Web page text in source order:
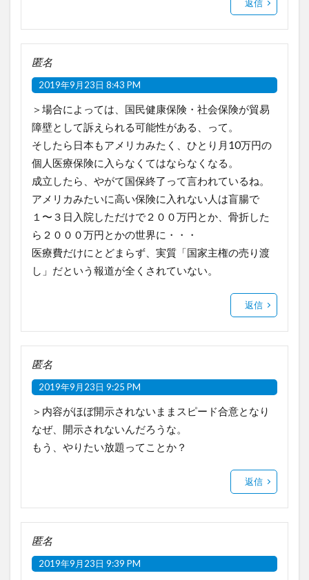
返信
匿名
2019年9月23日 8:43 PM
＞場合によっては、国民健康保険・社会保険が貿易
障壁として訴えられる可能性がある、って。
そしたら日本もアメリカみたく、ひとり月10万円の
個人医療保険に入らなくてはならなくなる。
成立したら、やがて国保終了って言われているね。
アメリカみたいに高い保険に入れない人は盲腸で
１〜３日入院しただけで２００万円とか、骨折した
ら２０００万円とかの世界に・・・
医療費だけにとどまらず、実質「国家主権の売り渡
し」だという報道が全くされていない。
返信
匿名
2019年9月23日 9:25 PM
＞内容がほぼ開示されないままスピード合意となり
なぜ、開示されないんだろうな。
もう、やりたい放題ってことか？
返信
匿名
2019年9月23日 9:39 PM